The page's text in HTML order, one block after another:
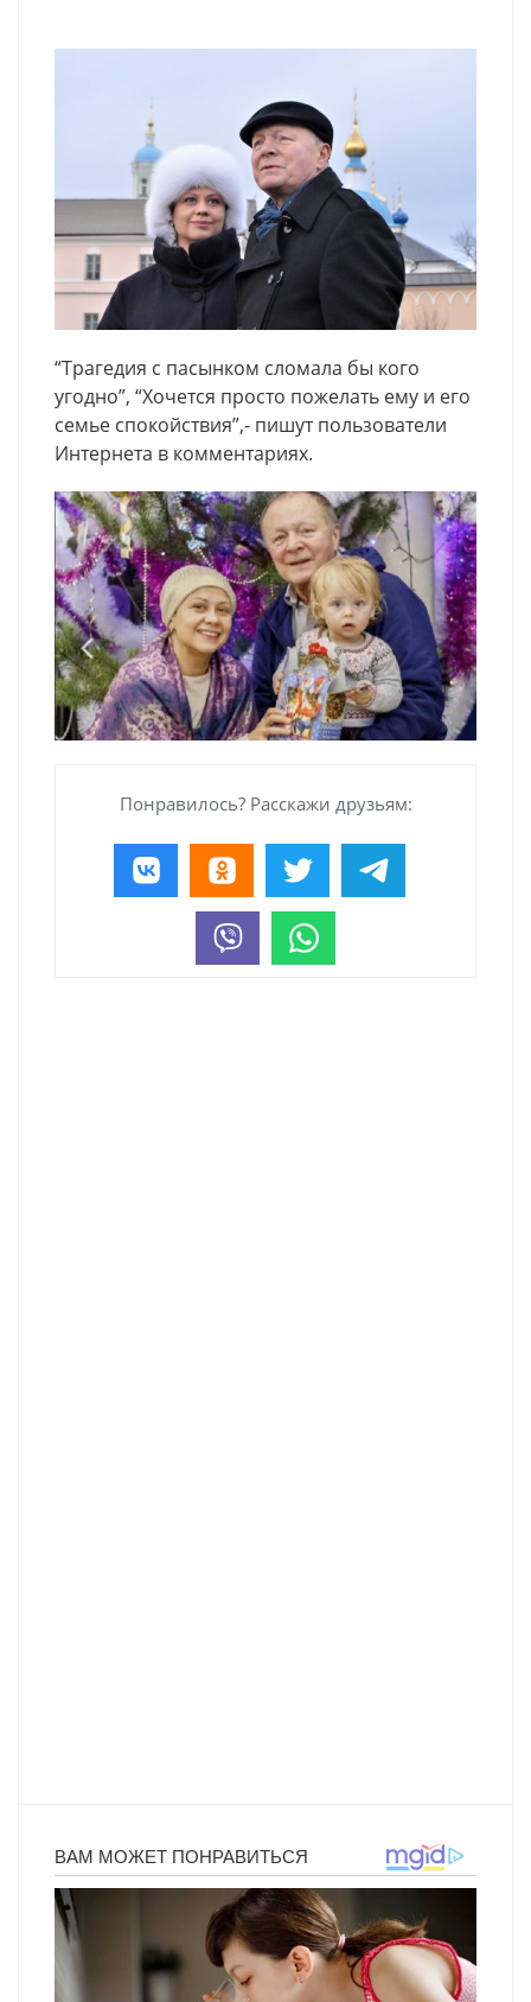
“Трагедия с пасынком сломала бы кого
угодно”, “Хочется просто пожелать ему и его
семье спокойствия”,- пишут пользователи
Интернета в комментариях.
Понравилось? Расскажи друзьям: